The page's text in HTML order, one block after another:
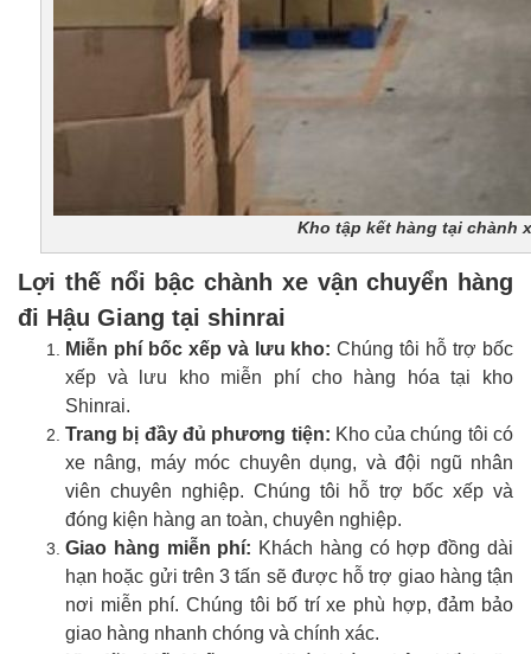
Kho tập kết hàng tại chành
Lợi thế nổi bậc chành xe vận chuyển hàng
đi Hậu Giang tại shinrai
Miễn phí bốc xếp và lưu kho:Chúng tôi hỗ trợ bốc
xếp và lưu kho miễn phí cho hàng hóa tại kho
Shinrai.
Trang bị đầy đủ phương tiện: Kho của chúng tôi có
xe nâng, máy móc chuyên dụng, và đội ngũ nhân
viên chuyên nghiệp. Chúng tôi hỗ trợ bốc xếp và
đóng kiện hàng an toàn, chuyên nghiệp.
Giao hàng miễn phí: Khách hàng có hợp đồng dài
hạn hoặc gửi trên 3 tấn sẽ được hỗ trợ giao hàng tận
nơi miễn phí. Chúng tôi bố trí xe phù hợp, đảm bảo
giao hàng nhanh chóng và chính xác.